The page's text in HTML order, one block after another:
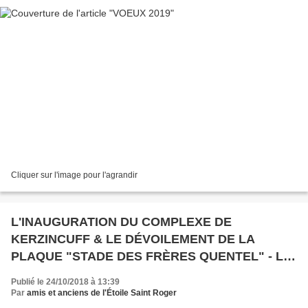
Cliquer sur l'image pour l'agrandir
L'INAUGURATION DU COMPLEXE DE
KERZINCUFF & LE DÉVOILEMENT DE LA
PLAQUE "STADE DES FRÈRES QUENTEL" - LE
Publié le 24/10/2018 à 13:39
Par amis et anciens de l'Étoile Saint Roger